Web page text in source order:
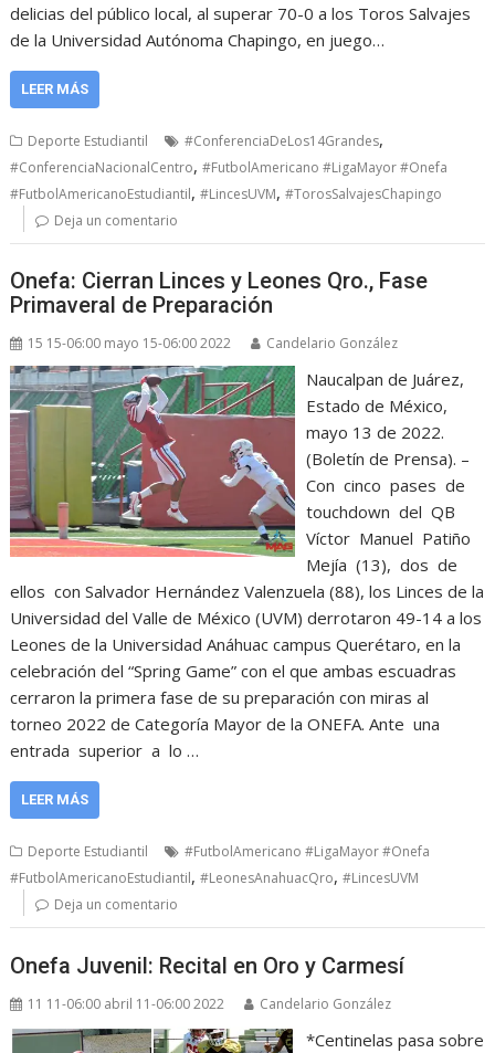
delicias del público local, al superar 70-0 a los Toros Salvajes
de la Universidad Autónoma Chapingo, en juego…
LEER MÁS
Deporte Estudiantil #ConferenciaDeLos14Grandes,
#ConferenciaNacionalCentro,#FutbolAmericano #LigaMayor #Onefa
#FutbolAmericanoEstudiantil,#LincesUVM,#TorosSalvajesChapingo
Deja un comentario
Onefa: Cierran Linces y Leones Qro., Fase
Primaveral de Preparación
15 15-06:00 mayo 15-06:00 2022 Candelario González
Naucalpan de Juárez,
Estado de México,
mayo 13 de 2022.
(Boletín de Prensa). –
Con cinco pases de
touchdown del QB
Víctor Manuel Patiño
Mejía (13), dos de
ellos con Salvador Hernández Valenzuela (88), los Linces de la
Universidad del Valle de México (UVM) derrotaron 49-14 a los
Leones de la Universidad Anáhuac campus Querétaro, en la
celebración del “Spring Game” con el que ambas escuadras
cerraron la primera fase de su preparación con miras al
torneo 2022 de Categoría Mayor de la ONEFA. Ante una
entrada superior a lo …
LEER MÁS
Deporte Estudiantil
#FutbolAmericano #LigaMayor #Onefa
#FutbolAmericanoEstudiantil,#LeonesAnahuacQro,#LincesUVM
Deja un comentario
Onefa Juvenil: Recital en Oro y Carmesí
11 11-06:00 abril 11-06:00 2022 Candelario González
*Centinelas pasa sobre